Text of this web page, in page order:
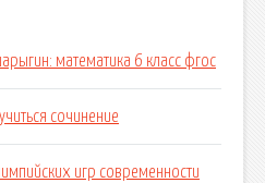
математика 6 класс фгос
сочинение
игр современности